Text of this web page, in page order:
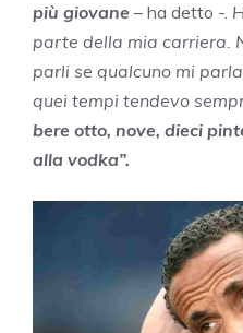
più giovane – ha detto -.
parte della mia carriera.
parli se qualcuno mi
quei tempi tendevo
bere otto, nove, dieci
alla vodka”.